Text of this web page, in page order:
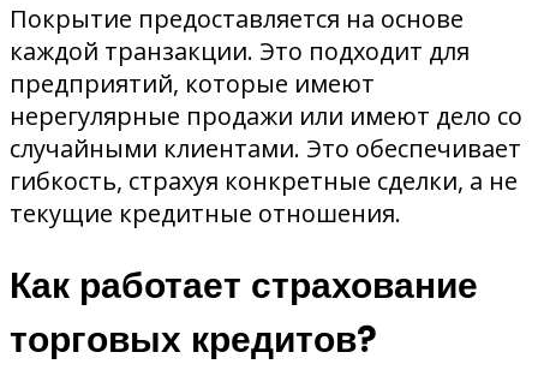
Покрытие предоставляется на основе
каждой транзакции. Это подходит для
предприятий, которые имеют
нерегулярные продажи или имеют дело со
случайными клиентами. Это обеспечивает
гибкость, страхуя конкретные сделки, а не
текущие кредитные отношения.
Как работает страхование
торговых кредитов?